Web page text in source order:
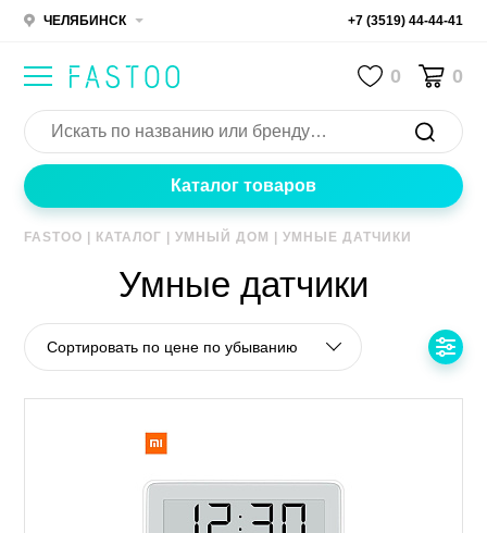
ЧЕЛЯБИНСК +7 (3519) 44-44-41
0 0
Каталог товаров
FASTOO КАТАЛОГ |УМНЫЙ ДОМ |УМНЫЕ ДАТЧИКИ
Умные датчики
Сортировать по цене по убыванию